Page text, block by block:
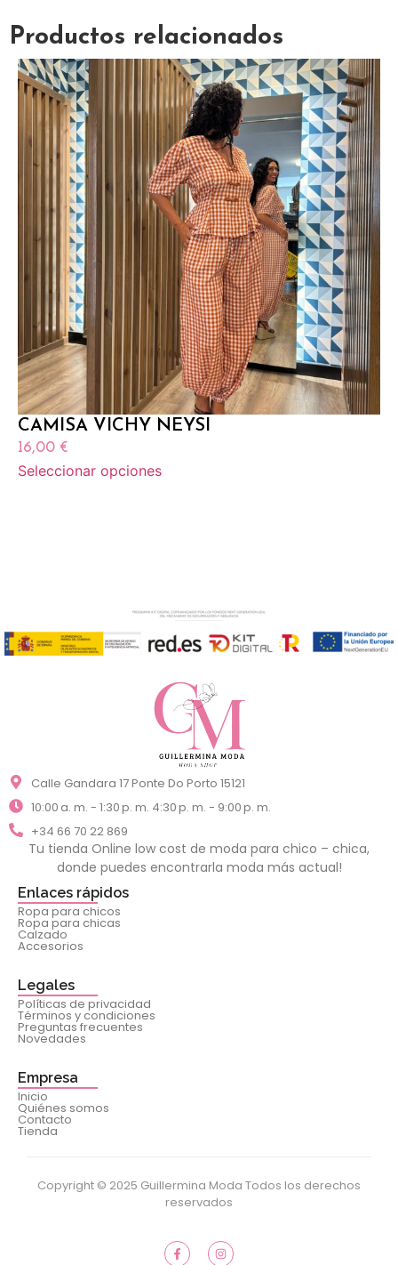
Productos relacionados
CAMISA VICHY NEYSI
16,00 €
Seleccionar opciones
Calle Gandara 17 Ponte Do Porto 15121
10:00 a. m. - 1:30 p. m. 4:30 p. m. - 9:00 p. m.
+34 66 70 22 869
Tu tienda Online low cost de moda para chico – chica,
donde puedes encontrarla moda más actual!
Enlaces rápidos
Ropa para chicos
Ropa para chicas
Calzado
Accesorios
Legales
Políticas de privacidad
Términos y condiciones
Preguntas frecuentes
Novedades
Empresa
Inicio
Quiénes somos
Contacto
Tienda
Copyright © 2025 Guillermina Moda Todos los derechos
reservados